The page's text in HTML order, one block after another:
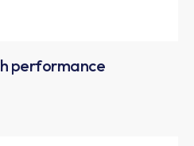
performance